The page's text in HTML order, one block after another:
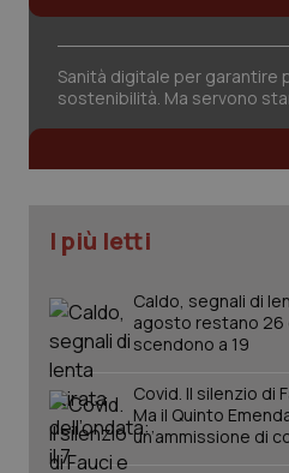
Sanità digitale per garantire
sostenibilità. Ma servono
I più letti
Caldo, segnali di
agosto restano 26
scendono a 19
Covid. Il silenzio di
Ma il Quinto
un’ammissione di
CookieScriptConsent
tracking-sites-ironfish-
tracking-enable